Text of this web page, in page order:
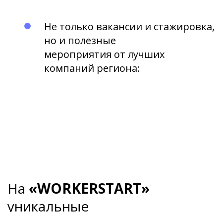
Не только вакансии и стажировка,
но и полезные
мероприятия от лучших
компаний региона:
На «WORKERSTART»
уникальные